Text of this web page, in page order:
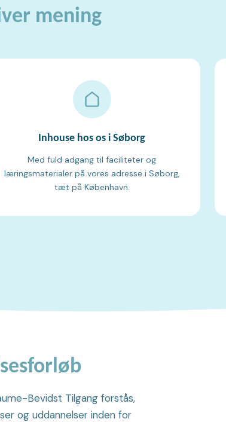
mening
Inhouse hos os i Søborg
Med fuld adgang til faciliteter og
læringsmaterialer på vores adresse i Søborg,
tæt på København.
Bevidst Tilgang forstås,
og uddannelser inden for